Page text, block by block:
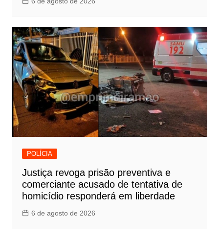
POLÍCIA
Justiça revoga prisão preventiva e
comerciante acusado de tentativa de
homicídio responderá em liberdade
6 de agosto de 2026